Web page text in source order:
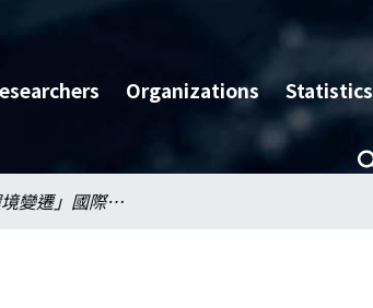
Organizations Statistics
「都化與環境變遷」國際研究—台灣研究議題